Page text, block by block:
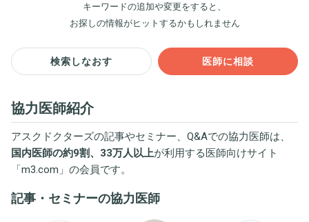
キーワードの追加や変更をすると、
お探しの情報がヒットするかもしれません
検索しなおす 医師に相談
協力医師紹介
アスクドクターズの記事やセミナー、Q&Aでの協力医師は、
国内医師の約9割、33万人以上が利用する医師向けサイト
「m3.com 」の会員です。
記事・セミナーの協力医師